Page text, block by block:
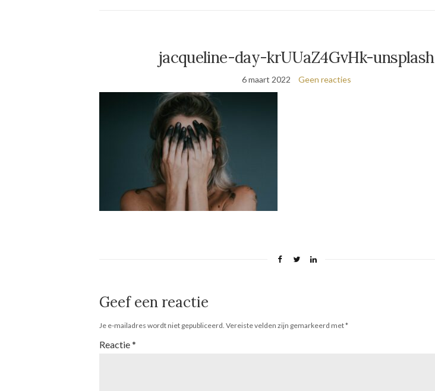
jacqueline-day-krUUaZ4GvHk-unsplash
6 maart 2022 Geen reacties
Geef een reactie
Je e-mailadres wordt niet gepubliceerd. Vereiste velden zijn gemarkeerd met*
Reactie*